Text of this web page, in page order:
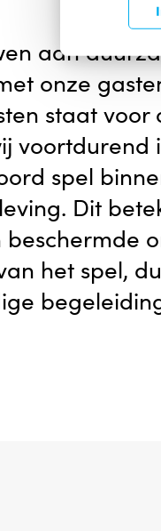
aan
onze
staat
voortdurend
spel
Dit
beschermde
het spel,